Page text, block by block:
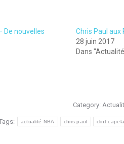
De nouvelles
Chris Paul aux
28 juin 2017
Dans
Category:
actualité NBA chris paul clint capela